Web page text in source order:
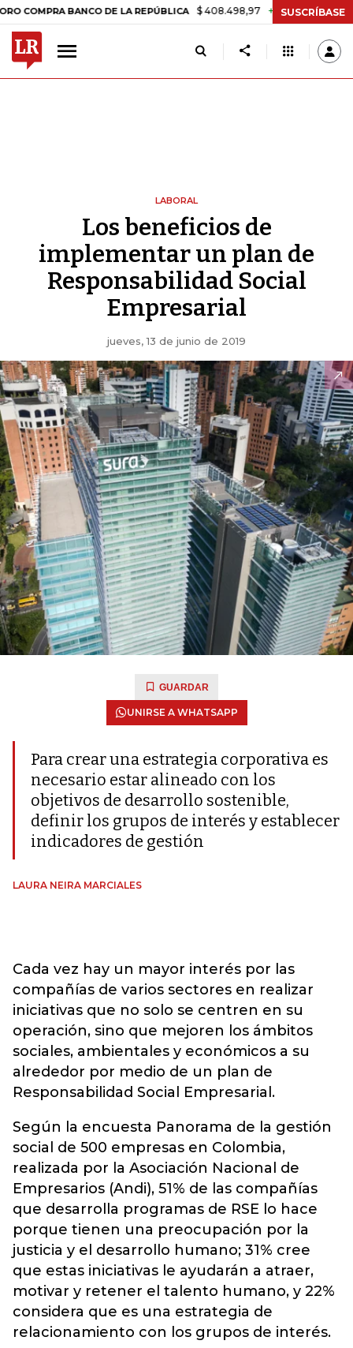
BANCO DE LA REPÚBLICA $ 408.498,97 +$ 8.753,81 +2,19%
SUSCRÍBASE
LABORAL
Los beneficios de
implementar un plan de
Responsabilidad Social
Empresarial
jueves, 13 de junio de 2019
GUARDAR
UNIRSE A WHATSAPP
Para crear una estrategia corporativa es
necesario estar alineado con los
objetivos de desarrollo sostenible,
definir los grupos de interés y establecer
indicadores de gestión
LAURA NEIRA MARCIALES
Cada vez hay un mayor interés por las
compañías de varios sectores en realizar
iniciativas que no solo se centren en su
operación, sino que mejoren los ámbitos
sociales, ambientales y económicos a su
alrededor por medio de un plan de
Responsabilidad Social Empresarial.
Según la encuesta Panorama de la gestión
social de 500 empresas en Colombia,
realizada por la Asociación Nacional de
Empresarios (Andi), 51% de las compañías
que desarrolla programas de RSE lo hace
porque tienen una preocupación por la
justicia y el desarrollo humano; 31% cree
que estas iniciativas le ayudarán a atraer,
motivar y retener el talento humano, y 22%
considera que es una estrategia de
relacionamiento con los grupos de interés.